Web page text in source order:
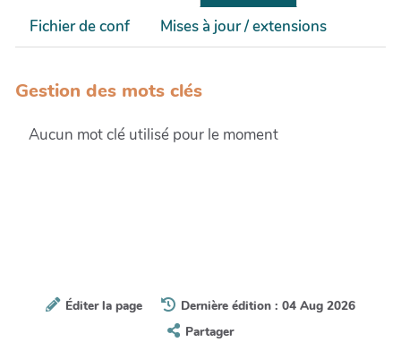
Fichier de conf
Mises à jour / extensions
Gestion des mots clés
Aucun mot clé utilisé pour le moment
Éditer la page
Dernière édition : 04 Aug 2026
Partager